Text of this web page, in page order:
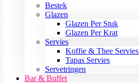
Bestek
Glazen
Glazen Per Stuk
Glazen Per Krat
Servies
Koffie & Thee Servies
Tapas Servies
Servetringen
Bar & Buffet